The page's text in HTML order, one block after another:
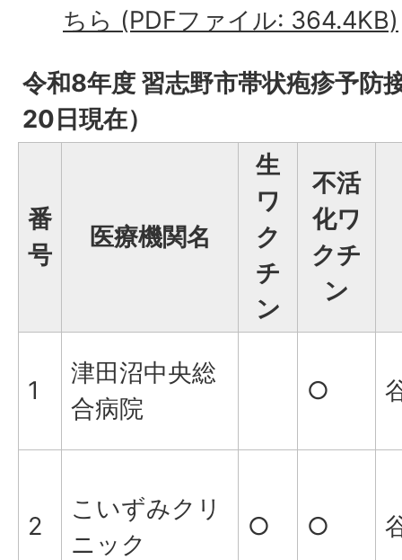
ちら (PDFファイル: 364.4KB)
令和8年度 習志野市帯状疱疹予防
20日現在）
番
号
医療機関名
生
ワ
ク
チ
ン
不活
化ワ
クチ
ン
1
津田沼中央総
合病院
○
2
こいずみクリ
ニック
○ ○